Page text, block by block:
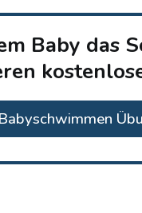
Baby das
Babyschwimmen